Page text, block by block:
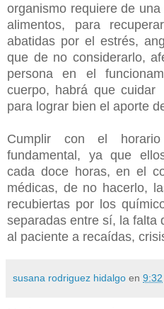
organismo requiere de
alimentos, para
abatidas por el estrés,
que de no considerarlo,
persona en el
cuerpo, habrá que
para lograr bien el aporte
Cumplir con el
fundamental, ya que
cada doce horas, en el
médicas, de no hacerlo,
recubiertas por los
separadas entre sí, la falta
al paciente a recaídas,
susana rodriguez hidalgo en 9:32